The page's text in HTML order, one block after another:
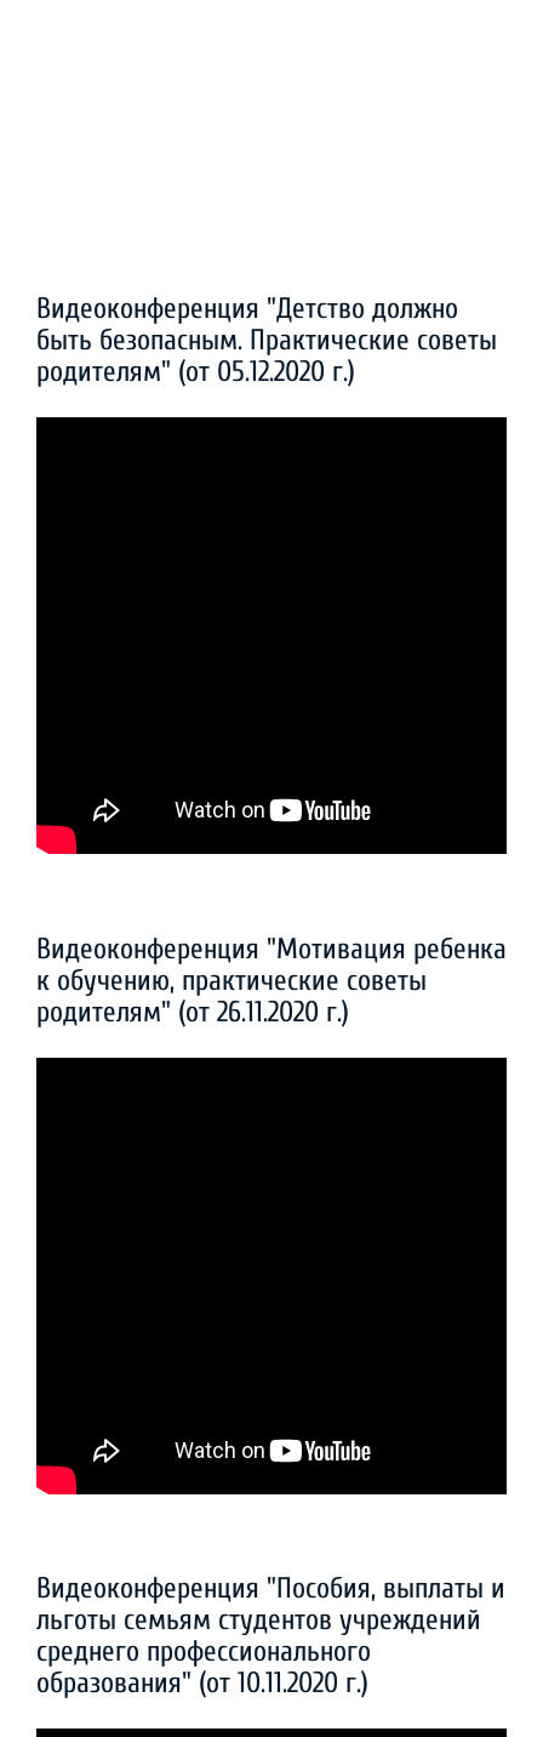
Видеоконференция "Детство должно
быть безопасным. Практические советы
родителям" (от 05.12.2020 г.)
Видеоконференция "Мотивация ребенка
к обучению, практические советы
родителям" (от 26.11.2020 г.)
Видеоконференция "Пособия, выплаты и
льготы семьям студентов учреждений
среднего профессионального
образования" (от 10.11.2020 г.)